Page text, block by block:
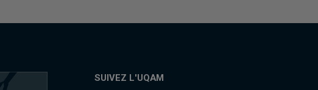
SUIVEZ L'UQAM